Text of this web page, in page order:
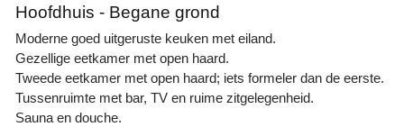
Hoofdhuis - Begane grond
Moderne goed uitgeruste keuken met eiland.
Gezellige eetkamer met open haard.
Tweede eetkamer met open haard; iets formeler dan de eerste.
Tussenruimte met bar, TV en ruime zitgelegenheid.
Sauna en douche.